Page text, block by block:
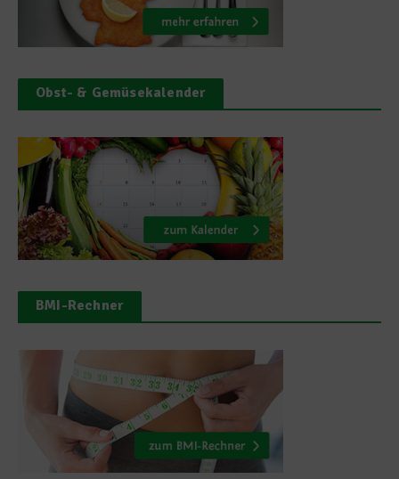
Obst- & Gemüsekalender
BMI-Rechner